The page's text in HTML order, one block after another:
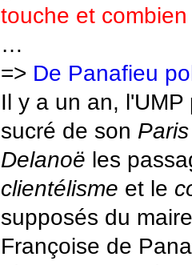
touche et
…
=> De Panafieu
Il y a un an,
sucré de son
Delanoë les
clientélisme et le
supposés du
Françoise de